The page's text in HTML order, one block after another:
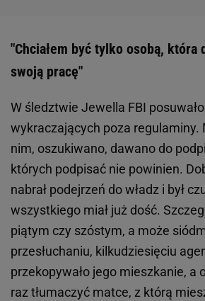
"Chciałem być tylko osobą, która
swoją pracę"
W śledztwie Jewella FBI
wykraczających poza regulaminy.
nim, oszukiwano, dawano do
których podpisać nie powinien.
nabrał podejrzeń do władz i był
wszystkiego miał już dość.
piątym czy szóstym, a może
przesłuchaniu, kilkudziesięciu
przekopywało jego mieszkanie, a
raz tłumaczyć matce, z którą